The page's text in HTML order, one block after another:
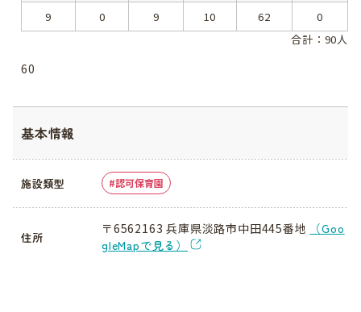
9
0 9 10 62
0
合計：90人
60
基本情報
施設類型 認可保育園
住所
〒6562163 兵庫県淡路市中田445番地
（Goo
gleMapで見る）